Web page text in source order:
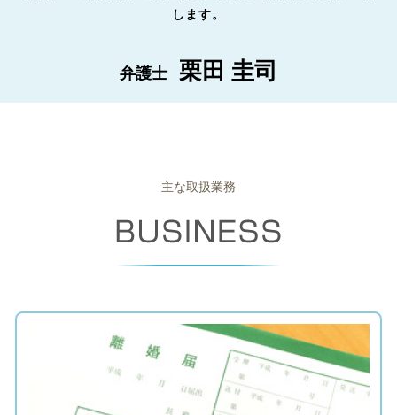
します。
弁護士 栗田 圭司
主な取扱業務